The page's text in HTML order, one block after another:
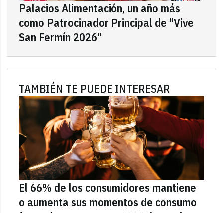
Palacios Alimentación, un año más
como Patrocinador Principal de "Vive
San Fermín 2026"
TAMBIÉN TE PUEDE INTERESAR
El 66% de los consumidores mantiene
o aumenta sus momentos de consumo